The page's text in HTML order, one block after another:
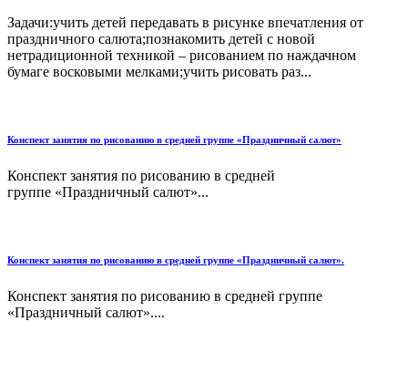
Задачи:учить детей передавать в рисунке впечатления от
праздничного салюта;познакомить детей с новой
нетрадиционной техникой – рисованием по наждачном
бумаге восковыми мелками;учить рисовать раз...
Конспект занятия по рисованию в средней группе «Праздничный салют»
Конспект занятия по рисованию в средней
группе «Праздничный салют»...
Конспект занятия по рисованию в средней группе «Праздничный салют».
Конспект занятия по рисованию в средней группе
«Праздничный салют»....